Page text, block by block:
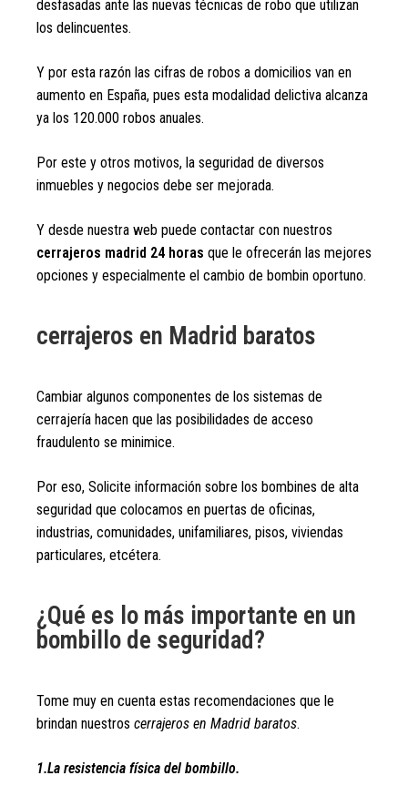
desfasadas ante las nuevas técnicas de robo que utilizan
los delincuentes.
Y por esta razón las cifras de robos a domicilios van en
aumento en España, pues esta modalidad delictiva alcanza
ya los 120.000 robos anuales.
Por este y otros motivos, la seguridad de diversos
inmuebles y negocios debe ser mejorada.
Y desde nuestra web puede contactar con nuestros
cerrajeros madrid 24 horas que le ofrecerán las mejores
opciones y especialmente el cambio de bombin oportuno.
cerrajeros en Madrid baratos
Cambiar algunos componentes de los sistemas de
cerrajería hacen que las posibilidades de acceso
fraudulento se minimice.
Por eso, Solicite información sobre los bombines de alta
seguridad que colocamos en puertas de oficinas,
industrias, comunidades, unifamiliares, pisos, viviendas
particulares, etcétera.
¿Qué es lo más importante en un
bombillo de seguridad?
Tome muy en cuenta estas recomendaciones que le
brindan nuestros cerrajeros en Madrid baratos.
1.La resistencia física del bombillo.